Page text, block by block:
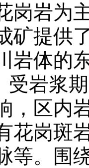
岗岩为
矿提供
岩体的
受岩浆
，区内
花岗斑
等。围